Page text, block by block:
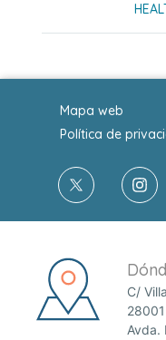
Mapa web
Política de
C/
Avda.